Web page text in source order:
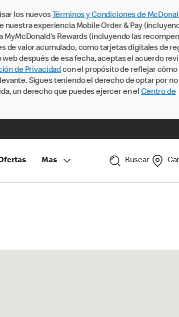
los nuevos Términos y Condiciones de
nuestra experiencia Mobile Order & Pay
Rewards (incluyendo las
de valor acumulado, como tarjetas digitales de
después de esa fecha, aceptas el acuerdo
de Privacidadcon el propósito de reflejar cómo
Sigues teniendo el derecho de optar por no
un derecho que puedes ejercer en el Centro de
Mas Buscar